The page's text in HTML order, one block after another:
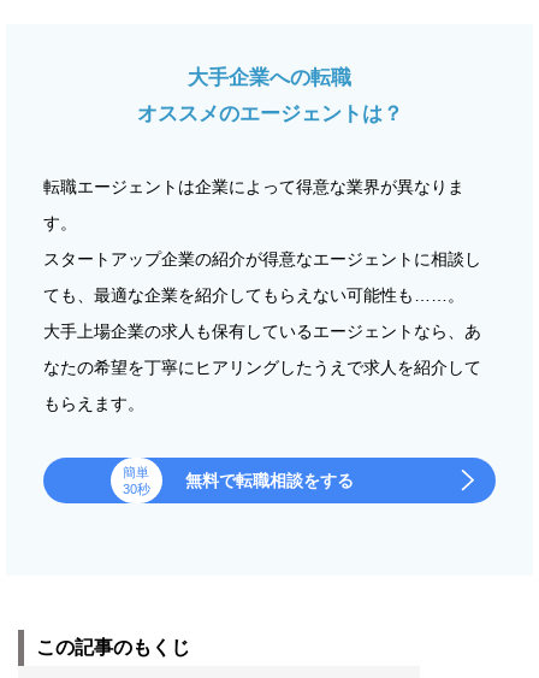
大手企業への転職
オススメのエージェントは？
転職エージェントは企業によって得意な業界が異なりま
す。
スタートアップ企業の紹介が得意なエージェントに相談し
ても、最適な企業を紹介してもらえない可能性も……。
大手上場企業の求人も保有しているエージェントなら、あ
なたの希望を丁寧にヒアリングしたうえで求人を紹介して
もらえます。
簡単
30秒
無料で転職相談をする
この記事のもくじ